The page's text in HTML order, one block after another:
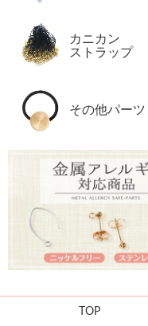
カニカン
ストラップ
その他パーツ
TOP